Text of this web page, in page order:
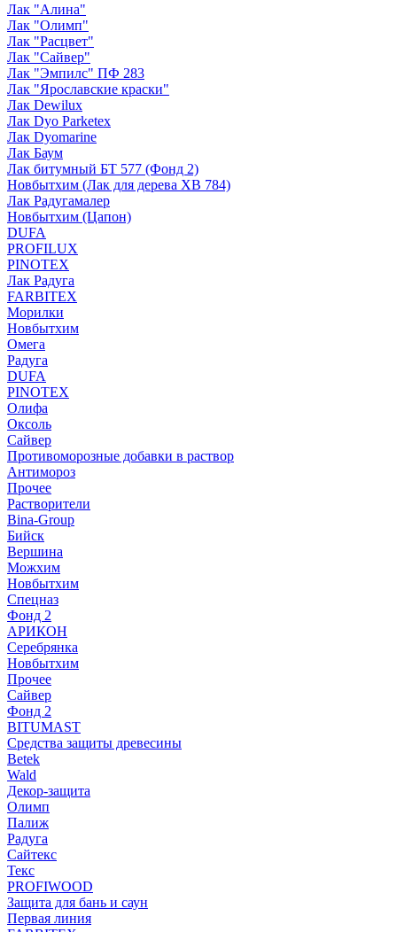
Лак "Алина"
Лак "Олимп"
Лак "Расцвет"
Лак "Сайвер"
Лак "Эмпилс" ПФ 283
Лак "Ярославские краски"
Лак Dewilux
Лак Dyo Parketex
Лак Dyomarine
Лак Баум
Лак битумный БТ 577 (Фонд 2)
Новбытхим (Лак для дерева ХВ 784)
Лак Радугамалер
Новбытхим (Цапон)
DUFA
PROFILUX
PINOTEX
Лак Радуга
FARBITEX
Морилки
Новбытхим
Омега
Радуга
DUFA
PINOTEX
Олифа
Оксоль
Сайвер
Противоморозные добавки в раствор
Антимороз
Прочее
Растворители
Bina-Group
Бийск
Вершина
Можхим
Новбытхим
Спецназ
Фонд 2
АРИКОН
Серебрянка
Новбытхим
Прочее
Сайвер
Фонд 2
BITUMAST
Средства защиты древесины
Betek
Wald
Декор-защита
Олимп
Палиж
Радуга
Сайтекс
Текс
PROFIWOOD
Защита для бань и саун
Первая линия